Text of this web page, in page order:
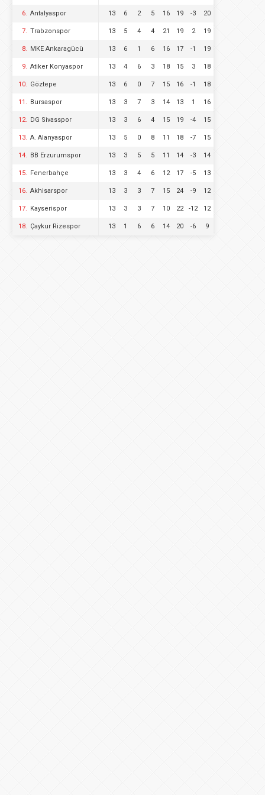
6. Antalyaspor 13 6 2 5 16 19 -3 20
7. Trabzonspor 13 5 4 4 21 19 2 19
8. MKE Ankaragücü 13 6 1 6 16 17 -1 19
9. Atiker Konyaspor 13 4 6 3 18 15 3 18
10. Göztepe 13 6 0 7 15 16 -1 18
11. Bursaspor 13 3 7 3 14 13 1 16
12. DG Sivasspor 13 3 6 4 15 19 -4 15
13. A. Alanyaspor 13 5 0 8 11 18 -7 15
14. BB Erzurumspor 13 3 5 5 11 14 -3 14
15. Fenerbahçe 13 3 4 6 12 17 -5 13
16. Akhisarspor 13 3 3 7 15 24 -9 12
17. Kayserispor 13 3 3 7 10 22 -12 12
18. Çaykur Rizespor 13 1 6 6 14 20 -6 9